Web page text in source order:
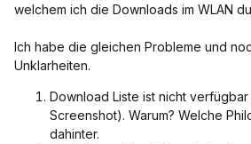
welchem ich die Downloads im WLAN
Ich habe die gleichen Probleme und
Unklarheiten.
Download Liste ist nicht
Screenshot). Warum? Welche
dahinter.